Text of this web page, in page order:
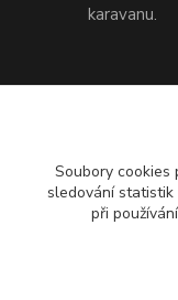
karavanu.
Soubory cookies
sledování
při